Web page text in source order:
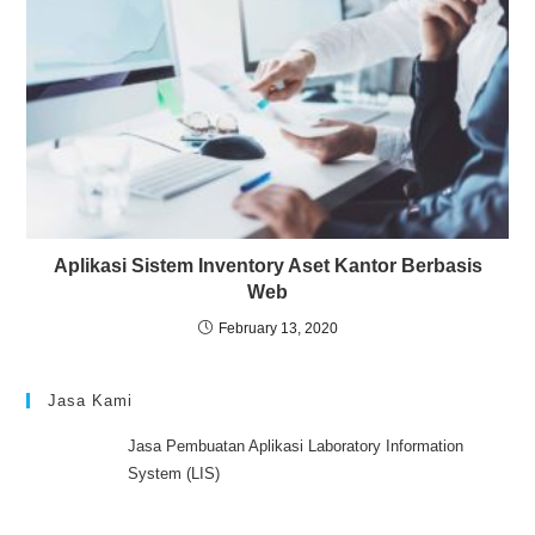
Aplikasi Sistem Inventory Aset Kantor Berbasis
Web
February 13, 2020
Jasa Kami
Jasa Pembuatan Aplikasi Laboratory Information
System (LIS)